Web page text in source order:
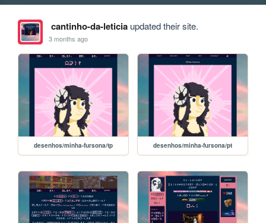
cantinho-da-leticiaupdated their site.
3 months ago
desenhos/minha-fursona/tp desenhos/minha-fursona/pt